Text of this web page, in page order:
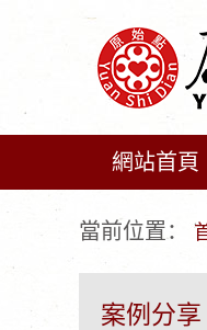
網站首頁
當前位置：
案例分享